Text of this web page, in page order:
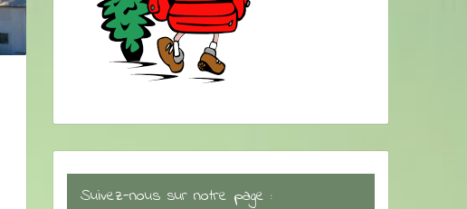
Suivez-nous sur notre page :